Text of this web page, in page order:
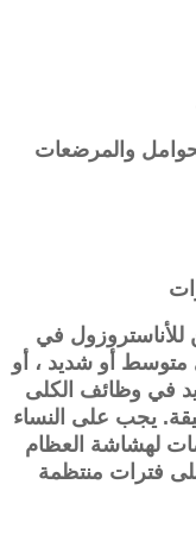
والمرضعات
للأناستروزول في
متوسط ​​أو شديد ، أو
في وظائف الكلى
أقل من 20 مل / دقيقة. يجب على النساء
لهشاشة العظام
فترات منتظمة